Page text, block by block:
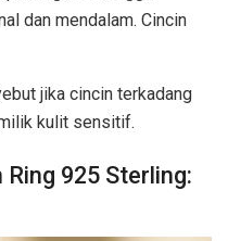
dan mendalam. Cincin
jika cincin terkadang
kulit sensitif.
925 Sterling: